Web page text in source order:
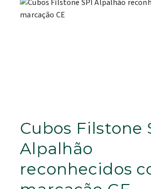
Cubos Filstone
Alpalhão
reconhecidos